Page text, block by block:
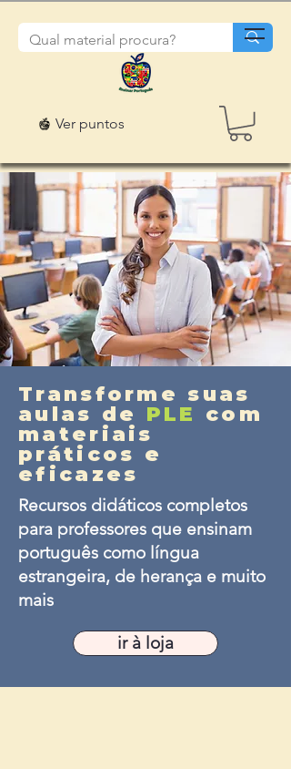
Ver puntos
Transforme suas
aulas de PLE com
materiais
práticos e
eficazes
Recursos didáticos completos
para professores que ensinam
português como língua
estrangeira, de herança e muito
mais
ir à loja